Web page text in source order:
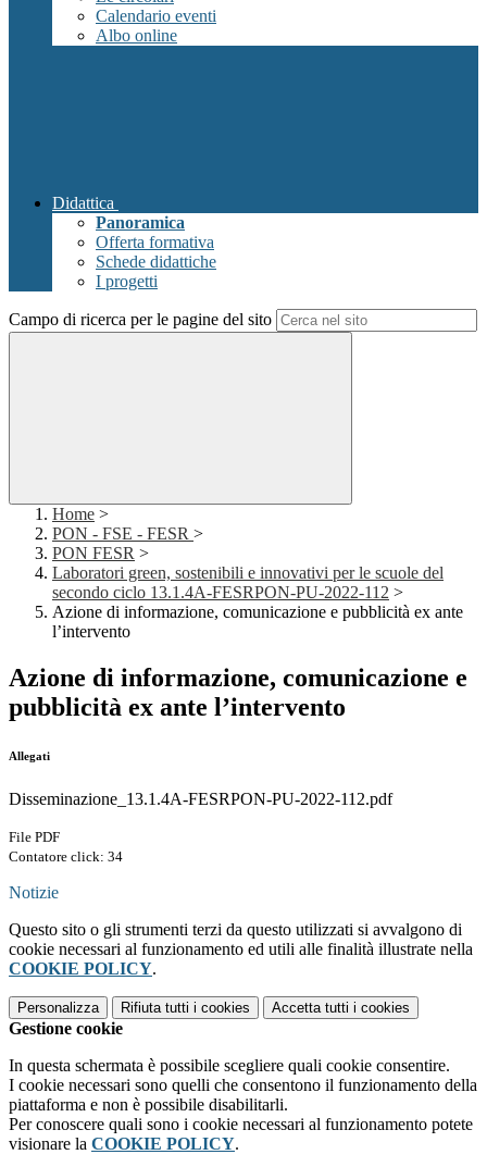
Calendario eventi
Albo online
Didattica
Panoramica
Offerta formativa
Schede didattiche
I progetti
Campo di ricerca per le pagine del sito
Home >
PON - FSE - FESR >
PON FESR >
Laboratori green, sostenibili e innovativi per le scuole del
secondo ciclo 13.1.4A-FESRPON-PU-2022-112 >
Azione di informazione, comunicazione e pubblicità ex ante
l’intervento
Azione di informazione, comunicazione e
pubblicità ex ante l’intervento
Allegati
Disseminazione_13.1.4A-FESRPON-PU-2022-112.pdf
File PDF
Contatore click: 34
Notizie
Questo sito o gli strumenti terzi da questo utilizzati si avvalgono di
cookie necessari al funzionamento ed utili alle finalità illustrate nella
COOKIE POLICY.
Personalizza Rifiuta tutti i cookies Accetta tutti i cookies
Gestione cookie
In questa schermata è possibile scegliere quali cookie consentire.
I cookie necessari sono quelli che consentono il funzionamento della
piattaforma e non è possibile disabilitarli.
Per conoscere quali sono i cookie necessari al funzionamento potete
visionare la COOKIE POLICY.